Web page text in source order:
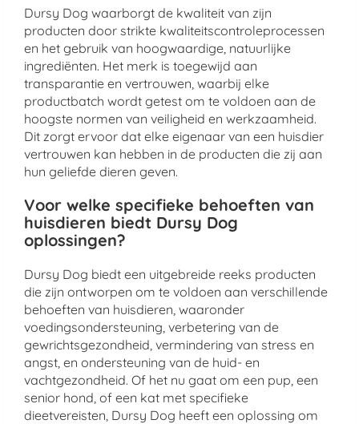
Dursy Dog waarborgt de kwaliteit van zijn
producten door strikte kwaliteitscontroleprocessen
en het gebruik van hoogwaardige, natuurlijke
ingrediënten. Het merk is toegewijd aan
transparantie en vertrouwen, waarbij elke
productbatch wordt getest om te voldoen aan de
hoogste normen van veiligheid en werkzaamheid.
Dit zorgt ervoor dat elke eigenaar van een huisdier
vertrouwen kan hebben in de producten die zij aan
hun geliefde dieren geven.
Voor welke specifieke behoeften van
huisdieren biedt Dursy Dog
oplossingen?
Dursy Dog biedt een uitgebreide reeks producten
die zijn ontworpen om te voldoen aan verschillende
behoeften van huisdieren, waaronder
voedingsondersteuning, verbetering van de
gewrichtsgezondheid, vermindering van stress en
angst, en ondersteuning van de huid- en
vachtgezondheid. Of het nu gaat om een pup, een
senior hond, of een kat met specifieke
dieetvereisten, Dursy Dog heeft een oplossing om